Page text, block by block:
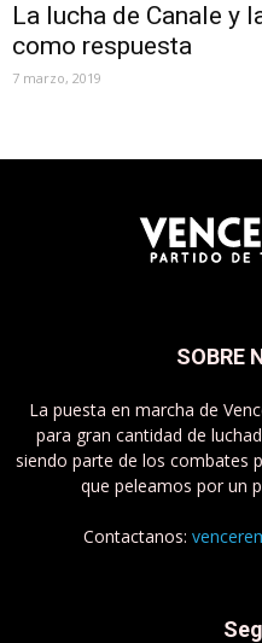
La lucha de Canale y
como respuesta
7 marzo, 2019
SOBRE
La puesta en marcha de
para gran cantidad de
siendo parte de los combates
que peleamos por un
Contactanos: